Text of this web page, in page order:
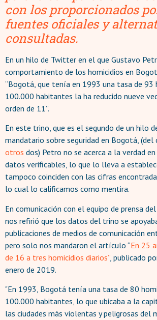
con los proporcionados
fuentes oficiales y
consultadas.
En un hilo de Twitter en el que Gustavo
comportamiento de los homicidios en
“Bogotá, que tenía en 1993 una tasa de 93
100.000 habitantes la ha reducido nueve
orden de 11”.
En este trino, que es el segundo de un hilo
mandatario sobre seguridad en Bogotá, (del
otros dos) Petro no se acerca a la verdad
datos verificables, lo que lo lleva a
tampoco coinciden con las cifras
lo cual lo calificamos como mentira.
En comunicación con el equipo de prensa
nos refirió que los datos del trino se
publicaciones de medios de comunicación
pero solo nos mandaron el artículo “En 25
de 16 a tres homicidios diarios”, publicado
enero de 2019.
"En 1993, Bogotá tenía una tasa de 80
100.000 habitantes, lo que ubicaba a la
las ciudades más violentas y peligrosas del